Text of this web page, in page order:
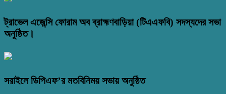
ট্রাভেল এজেন্সি ফোরাম অব ব্রাহ্মণবাড়িয়া (টিএএফবি) সদস্যদের সভা
অনুষ্ঠিত।
সরাইলে ডিপিএফ’র মতবিনিময় সভায় অনুষ্ঠিত